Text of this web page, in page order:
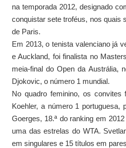
na temporada 2012, designado
conquistar sete troféus, nos quais
de Paris.
Em 2013, o tenista valenciano já
e Auckland, foi finalista no
meia-final do Open da Austrália,
Djokovic, o número 1 mundial.
No quadro feminino, os convites
Koehler, a número 1 portuguesa,
Goerges, 18.ª do ranking em
uma das estrelas do WTA.
em singulares e 15 títulos em